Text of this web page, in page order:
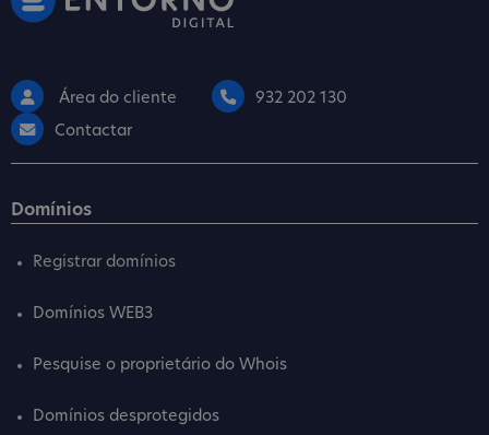
Área do cliente
932 202 130
Contactar
Domínios
Registrar domínios
Domínios WEB3
Pesquise o proprietário do Whois
Domínios desprotegidos